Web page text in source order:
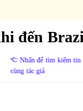
đến
Nhấn để tìm kiếm tin
cùng tác giả